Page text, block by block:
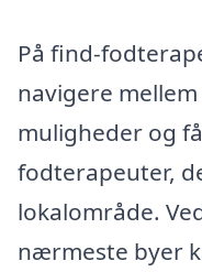
På find-
navigere
muligheder og
fodterapeuter,
lokalområde.
nærmeste byer